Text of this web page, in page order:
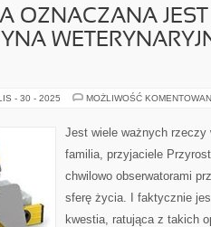
OZNACZANA
- 30 - 2025 MOŻLIWOŚĆ
Jest wiele ważnych
familia, przyjaciele
chwilowo obserwatorami
sferę życia. I faktycznie
kwestia, ratująca z takich